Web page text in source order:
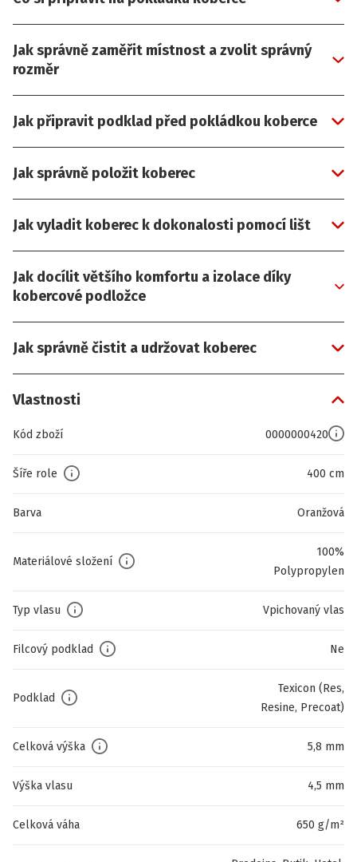
Jak správně zaměřit místnost a zvolit správný
rozměr
Jak připravit podklad před pokládkou koberce
Jak správně položit koberec
Jak vyladit koberec k dokonalosti pomocí lišt
Jak docílit většího komfortu a izolace díky
kobercové podložce
Jak správně čistit a udržovat koberec
Vlastnosti
Kód zboží 0000000420
Šíře role 400 cm
Barva Oranžová
Materiálové složení
100%
Polypropylen
Typ vlasu Vpichovaný vlas
Filcový podklad Ne
Podklad
Texicon (Res,
Resine, Precoat)
Celková výška 5,8 mm
Výška vlasu 4,5 mm
Celková váha 650 g/m²